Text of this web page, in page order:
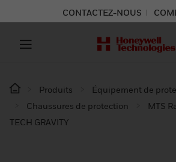
CONTACTEZ-NOUS
Produits
Équipement de
Chaussures de protection
MTS
TECH GRAVITY